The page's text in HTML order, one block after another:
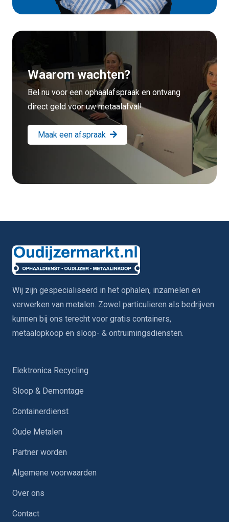
Waarom wachten?
Bel nu voor een ophaalafspraak en ontvang
direct geld voor uw metaalafval!
Maak een afspraak
Wij zijn gespecialiseerd in het ophalen, inzamelen en
verwerken van metalen. Zowel particulieren als bedrijven
kunnen bij ons terecht voor gratis containers,
metaalopkoop en sloop- & ontruimingsdiensten.
Elektronica Recycling
Sloop & Demontage
Containerdienst
Oude Metalen
Partner worden
Algemene voorwaarden
Over ons
Contact